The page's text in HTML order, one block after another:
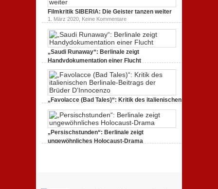
BERLIN
ALEXANDERPLATZ:
Neuauflage
eines
Jahrhundertwerks
Filmkritik SIBERIA: Die Geister tanzen weiter
1. März 2020, Keine Kommentarezu
Filmkritik
SIBERIA:
Die
Geister
tanzen
weiter
„Saudi Runaway“: Berlinale zeigt
Handydokumentation einer Flucht
„Saudi
Runaway“:
Berlinale
Handydokumentation
einer
„Favolacce (Bad Tales)“: Kritik des italienischen
Berlinale-Beitrags der Brüder D’Innocenzo
25. Februar 2020,Keine Kommentarezu
„Favolacce
(Bad
Tales)“:
Kritik
des
„Persischstunden“: Berlinale zeigt
ungewöhnliches Holocaust-Drama